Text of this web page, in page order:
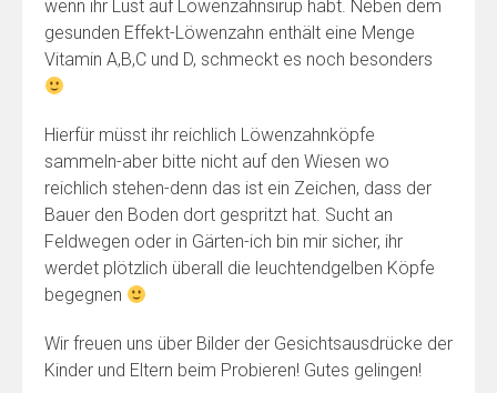
wenn ihr Lust auf Löwenzahnsirup habt. Neben dem
gesunden Effekt-Löwenzahn enthält eine Menge
Vitamin A,B,C und D, schmeckt es noch besonders
Hierfür müsst ihr reichlich Löwenzahnköpfe
sammeln-aber bitte nicht auf den Wiesen wo
reichlich stehen-denn das ist ein Zeichen, dass der
Bauer den Boden dort gespritzt hat. Sucht an
Feldwegen oder in Gärten-ich bin mir sicher, ihr
werdet plötzlich überall die leuchtendgelben Köpfe
begegnen
Wir freuen uns über Bilder der Gesichtsausdrücke der
Kinder und Eltern beim Probieren! Gutes gelingen!